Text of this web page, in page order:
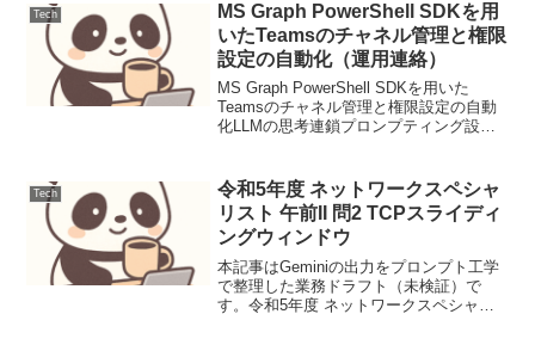
Tech
MS Graph PowerShell SDKを用
いたTeamsのチャネル管理と権限
設定の自動化（運用連絡）
MS Graph PowerShell SDKを用いた
Teamsのチャネル管理と権限設定の自動
化LLMの思考連鎖プロンプティング設計
せ対応を自動化するLLMプロン...
Tech
令和5年度 ネットワークスペシャ
リスト 午前II 問2 TCPスライディ
ングウィンドウ
本記事はGeminiの出力をプロンプト工学
で整理した業務ドラフト（未検証）で
す。令和5年度 ネットワークスペシャリ